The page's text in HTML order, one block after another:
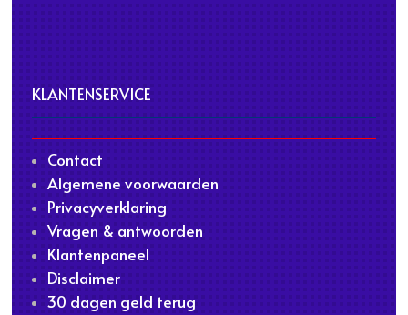
KLANTENSERVICE
Contact
Algemene voorwaarden
Privacyverklaring
Vragen & antwoorden
Klantenpaneel
Disclaimer
30 dagen geld terug